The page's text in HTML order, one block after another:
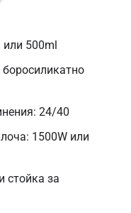
или 500ml
24/40
1500W или
стойка за